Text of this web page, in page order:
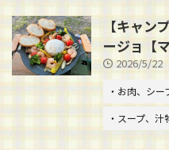
【キャ
ージョ【
2026/5/22
・お肉、シ
・スープ、汁